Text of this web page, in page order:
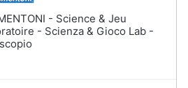
- Science & Jeu
- Scienza & Gioco Lab -